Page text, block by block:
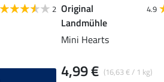
2 Original
Landmühle
4.9
Mini Hearts
(16,63 € / 1 kg)
4,99 €